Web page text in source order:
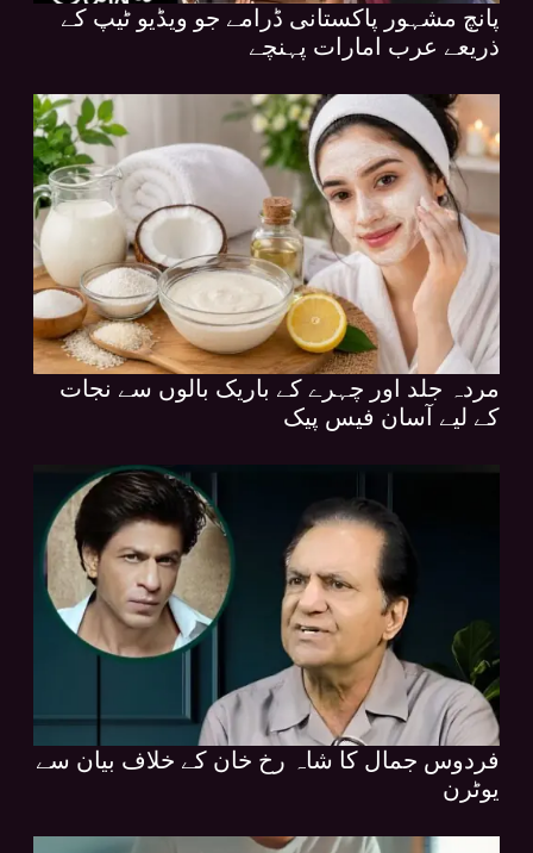
پانچ مشہور پاکستانی ڈرامے جو ویڈیو ٹیپ کے
ذریعے عرب امارات پہنچے
مردہ جلد اور چہرے کے باریک بالوں سے نجات
کے لیے آسان فیس پیک
فردوس جمال کا شاہ رخ خان کے خلاف بیان سے
یوٹرن